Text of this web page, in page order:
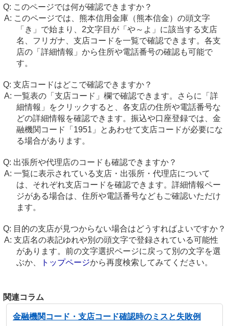
このページでは何が確認できますか？
このページでは、熊本信用金庫（熊本信金）の頭文字
「き」で始まり、2文字目が「や～よ」に該当する支店
名、フリガナ、支店コードを一覧で確認できます。各支
店の「詳細情報」から住所や電話番号の確認も可能で
す。
支店コードはどこで確認できますか？
一覧表の「支店コード」欄で確認できます。さらに「詳
細情報」をクリックすると、各支店の住所や電話番号な
どの詳細情報を確認できます。振込や口座登録では、金
融機関コード「1951」とあわせて支店コードが必要にな
る場合があります。
出張所や代理店のコードも確認できますか？
一覧に表示されている支店・出張所・代理店について
は、それぞれ支店コードを確認できます。詳細情報ペー
ジがある場合は、住所や電話番号などもご確認いただけ
ます。
目的の支店が見つからない場合はどうすればよいですか？
支店名の表記ゆれや別の頭文字で登録されている可能性
があります。前の文字選択ページに戻って別の文字を選
ぶか、
トップページから再度検索してみてください。
関連コラム
金融機関コード・支店コード確認時のミスと失敗例